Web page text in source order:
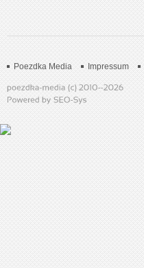
Poezdka Media Impressum